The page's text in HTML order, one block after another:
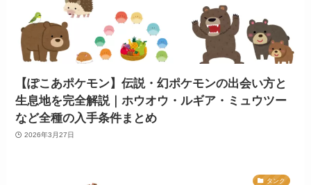
【ぽこあポケモン】伝説・幻ポケモンの出会い方と
生息地を完全解説｜ホウオウ・ルギア・ミュウツー
など全種の入手条件まとめ
2026年3月27日
タンク